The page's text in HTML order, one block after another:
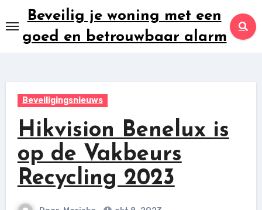
naar
inhoud
Beveilig je woning met een
goed en betrouwbaar alarm
Beveiligingsnieuws
Hikvision Benelux is
op de Vakbeurs
Recycling 2023